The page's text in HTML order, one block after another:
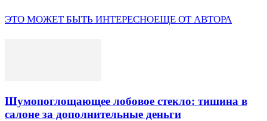
ЭТО МОЖЕТ БЫТЬ ИНТЕРЕСНОЕЩЕ ОТ АВТОРА
Шумопоглощающее лобовое стекло: тишина в
салоне за дополнительные деньги